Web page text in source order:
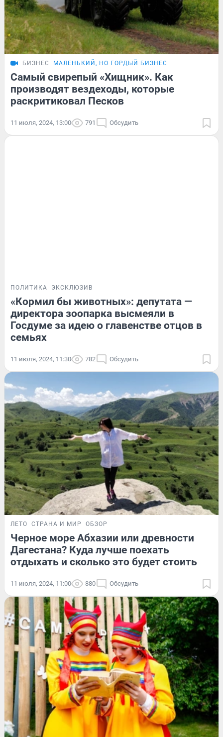
БИЗНЕС МАЛЕНЬКИЙ, НО ГОРДЫЙ БИЗНЕС
Самый свирепый «Хищник». Как
производят вездеходы, которые
раскритиковал Песков
11 июля, 2024, 13:00 791 Обсудить
ПОЛИТИКА ЭКСКЛЮЗИВ
«Кормил бы животных»: депутата —
директора зоопарка высмеяли в
Госдуме за идею о главенстве отцов в
семьях
11 июля, 2024, 11:30 782 Обсудить
ЛЕТО СТРАНА И МИР ОБЗОР
Черное море Абхазии или древности
Дагестана? Куда лучше поехать
отдыхать и сколько это будет стоить
11 июля, 2024, 11:00 880 Обсудить